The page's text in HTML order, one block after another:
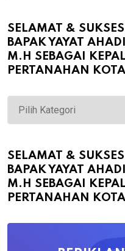
SELAMAT &
BAPAK YAYAT
M.H SEBAGAI
PERTANAHAN
Selamat
&
atas
Dilantiknya
Bapak
Ahadiat
SELAMAT &
BAPAK YAYAT
M.H SEBAGAI
PERTANAHAN